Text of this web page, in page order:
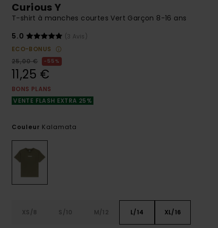
Curious Y
T-shirt à manches courtes Vert Garçon 8-16 ans
5.0
(3 Avis)
ECO-BONUS
25,00 €
55%
11,25 €
BONS PLANS
VENTE FLASH EXTRA 25%
Couleur Kalamata
XS/8 S/10 M/12 L/14 XL/16